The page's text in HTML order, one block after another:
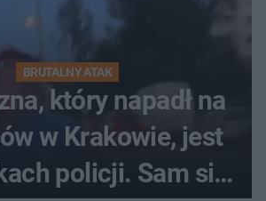
BRUTALNY ATAK
który napadł na
w Krakowie, jest
policji. Sam się